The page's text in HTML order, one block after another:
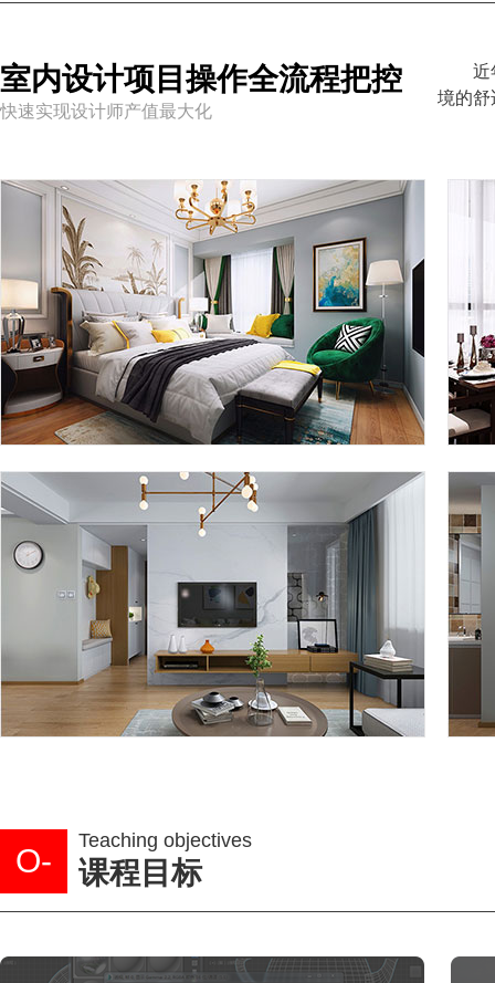
室内设计项目操作全流程把控
快速实现设计师产值最大化
近
境的舒
O-
Teaching objectives
课程目标